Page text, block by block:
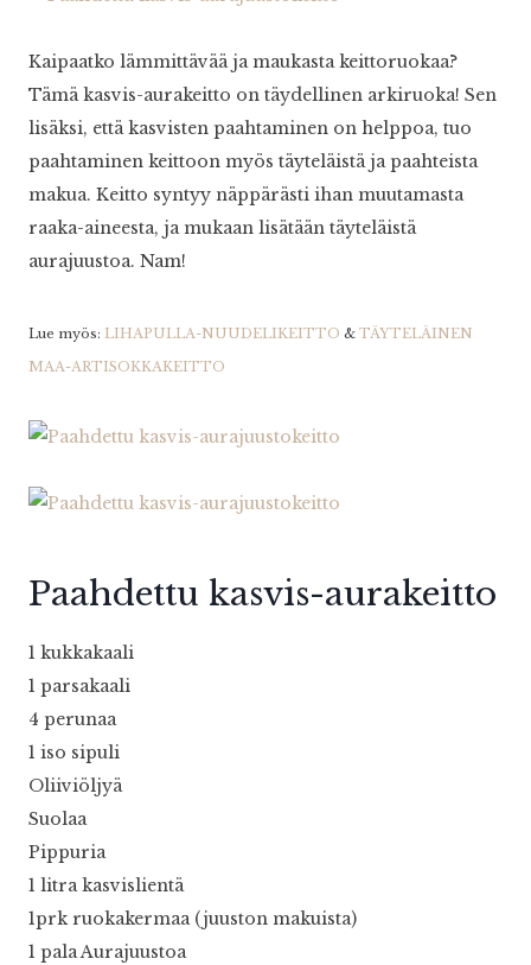
Kaipaatko lämmittävää ja maukasta keittoruokaa?
Tämä kasvis-aurakeitto on täydellinen arkiruoka! Sen
lisäksi, että kasvisten paahtaminen on helppoa, tuo
paahtaminen keittoon myös täyteläistä ja paahteista
makua. Keitto syntyy näppärästi ihan muutamasta
raaka-aineesta, ja mukaan lisätään täyteläistä
aurajuustoa. Nam!
Lue myös: LIHAPULLA-NUUDELIKEITTO & TÄYTELÄINEN
MAA-ARTISOKKAKEITTO
Paahdettu kasvis-aurakeitto
1 kukkakaali
1 parsakaali
4 perunaa
1 iso sipuli
Oliiviöljyä
Suolaa
Pippuria
1 litra kasvislientä
1prk ruokakermaa (juuston makuista)
1 pala Aurajuustoa